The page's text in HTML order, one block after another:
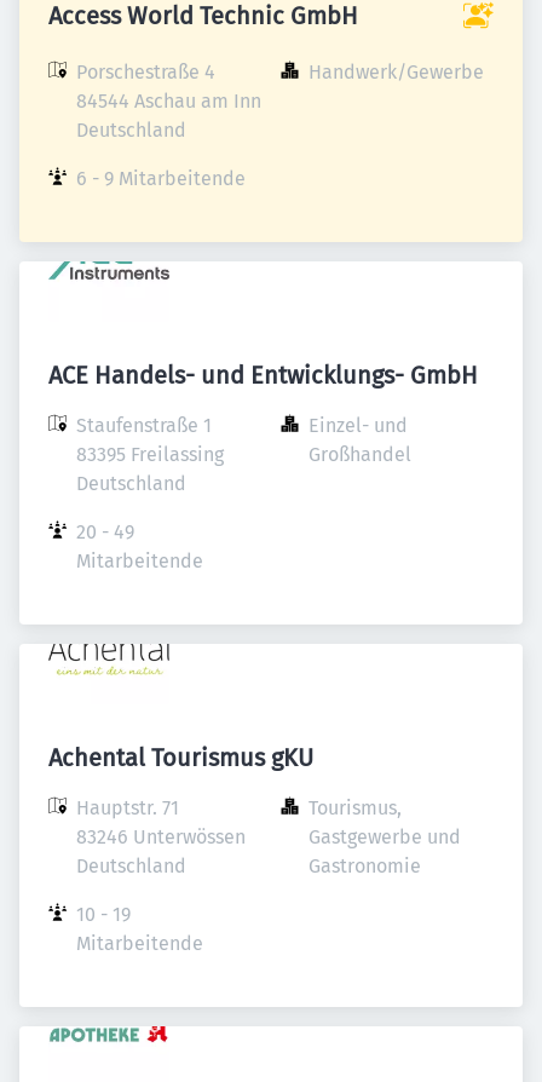
Access World Technic GmbH
Porschestraße 4
84544 Aschau am Inn
Deutschland
Handwerk/Gewerbe
6 - 9 Mitarbeitende
ACE Handels- und Entwicklungs- GmbH
Staufenstraße 1
83395 Freilassing
Deutschland
Einzel- und
Großhandel
20 - 49
Mitarbeitende
Achental Tourismus gKU
Hauptstr. 71
83246 Unterwössen
Deutschland
Tourismus,
Gastgewerbe und
Gastronomie
10 - 19
Mitarbeitende